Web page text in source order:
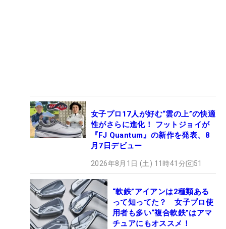
女子プロ17人が好む“雲の上”の快適
性がさらに進化！ フットジョイが
『FJ Quantum』の新作を発表、8
月7日デビュー
2026年8月1日 (土) 11時41分 51
“軟鉄”アイアンは2種類ある
って知ってた？ 女子プロ使
用者も多い“複合軟鉄”はアマ
チュアにもオススメ！